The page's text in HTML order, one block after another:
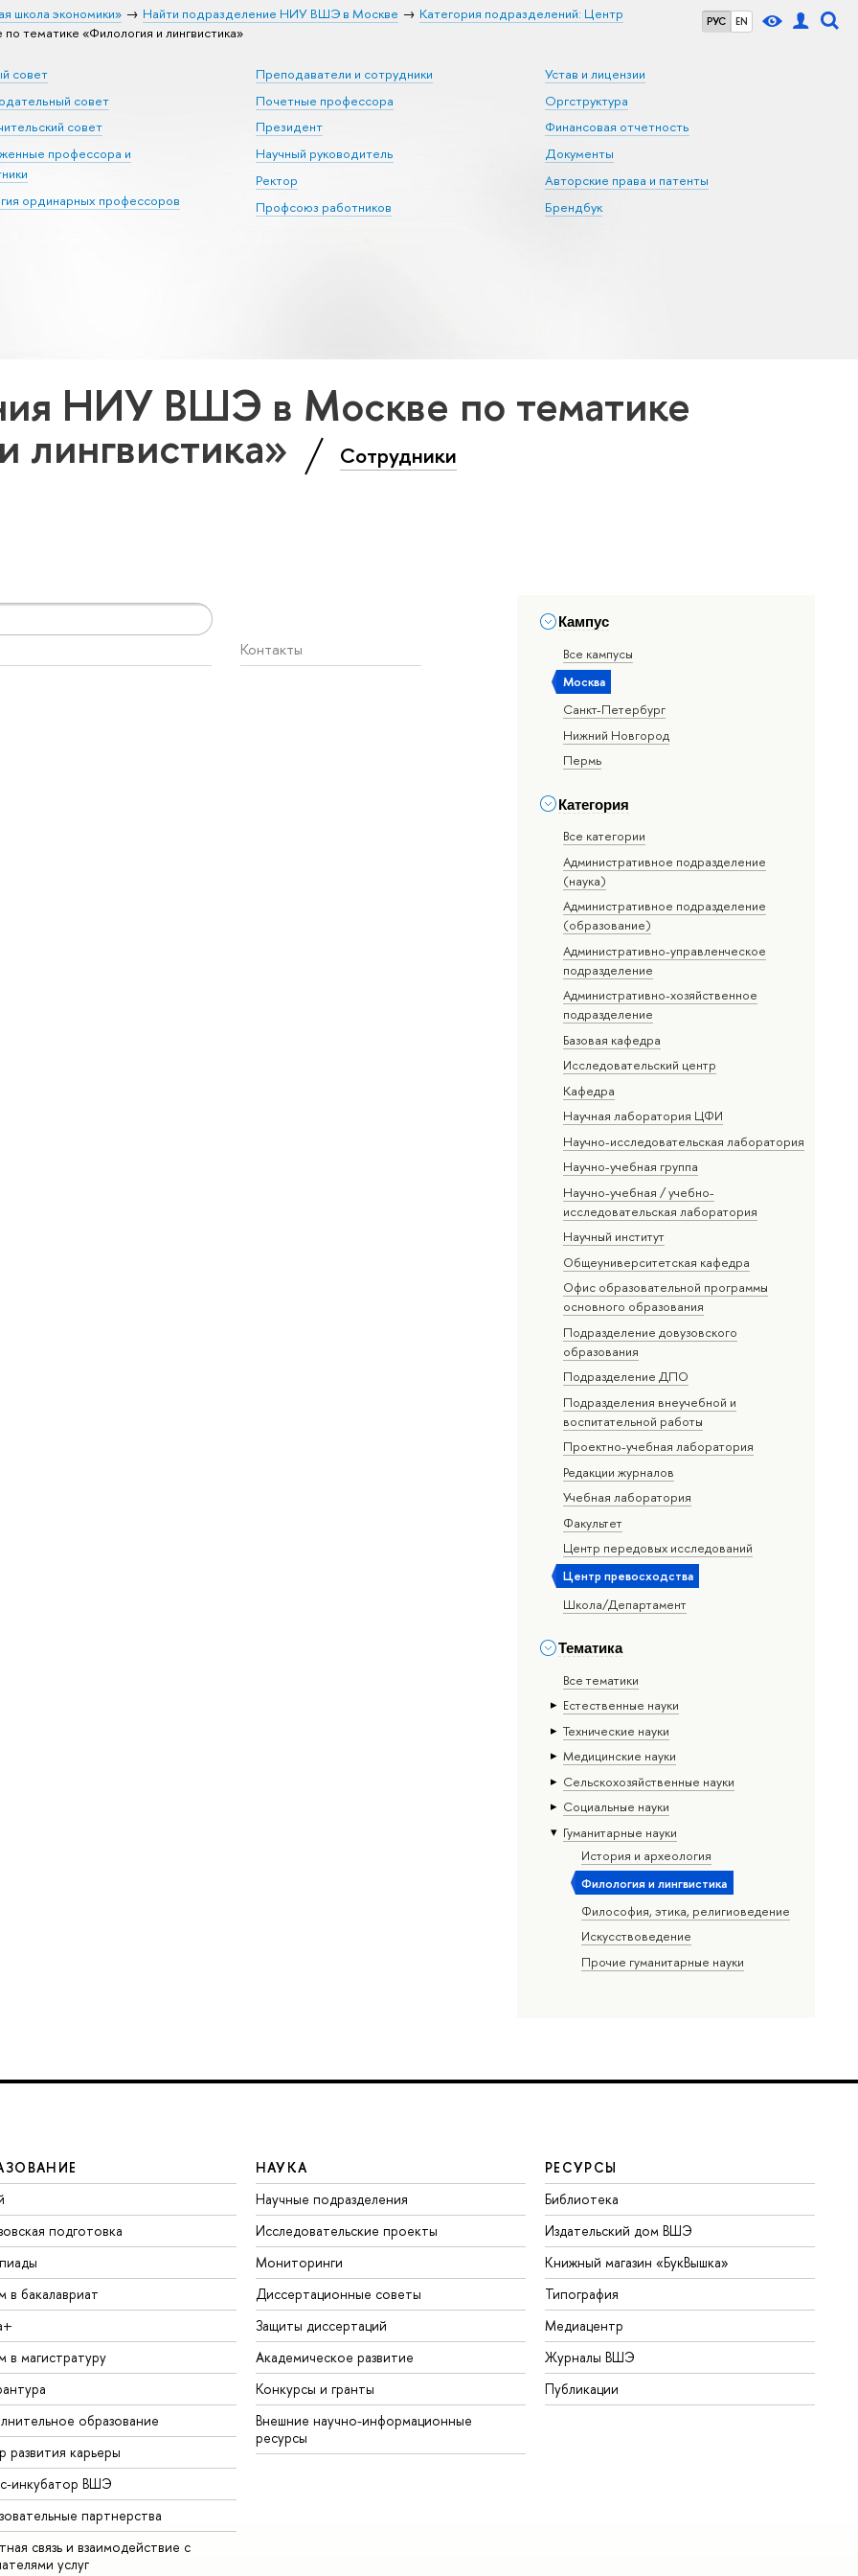
РУС EN
школа экономики» Найти подразделение НИУ ВШЭ в Москве
Категория подразделений: Центр
тематике «Филология и лингвистика»
совет
совет
совет
профессора и
ординарных профессоров
Преподаватели и сотрудники
Почетные профессора
Президент
Научный руководитель
Ректор
Профсоюз работников
Устав и лицензии
Оргструктура
Финансовая отчетность
Документы
Авторские права и патенты
Брендбук
НИУ ВШЭ в Москве по тематике
лингвистика» Сотрудники
Кампус
Все кампусы
Москва
Санкт-Петербург
Нижний Новгород
Пермь
Категория
Все категории
Административное подразделение
(наука)
Административное подразделение
(образование)
Административно-управленческое
подразделение
Административно-хозяйственное
подразделение
Базовая кафедра
Исследовательский центр
Кафедра
Научная лаборатория ЦФИ
Научно-исследовательская лаборатория
Научно-учебная группа
Научно-учебная / учебно-
исследовательская лаборатория
Научный институт
Общеуниверситетская кафедра
Офис образовательной программы
основного образования
Подразделение довузовского
образования
Подразделение ДПО
Подразделения внеучебной и
воспитательной работы
Проектно-учебная лаборатория
Редакции журналов
Учебная лаборатория
Факультет
Центр передовых исследований
Центр превосходства
Школа/Департамент
Тематика
Все тематики
Естественные науки
Тех­ничес­кие науки
Медицинские науки
Сельскохозяйственные науки
Социальные науки
Гуманитарные науки
История и археология
Филология и лингвистика
Философия, этика, религиоведение
Искусствоведение
Прочие гуманитарные науки
Контакты
подготовка
в бакалавриат
в магистратуру
образование
развития карьеры
инкубатор ВШЭ
партнерства
связь и взаимодействие с
услуг
НАУКА
Научные подразделения
Исследовательские проекты
Мониторинги
Диссертационные советы
Защиты диссертаций
Академическое развитие
Конкурсы и гранты
Внешние научно-информационные
ресурсы
РЕСУРСЫ
Библиотека
Издательский дом ВШЭ
Книжный магазин «БукВышка»
Типография
Медиацентр
Журналы ВШЭ
Публикации